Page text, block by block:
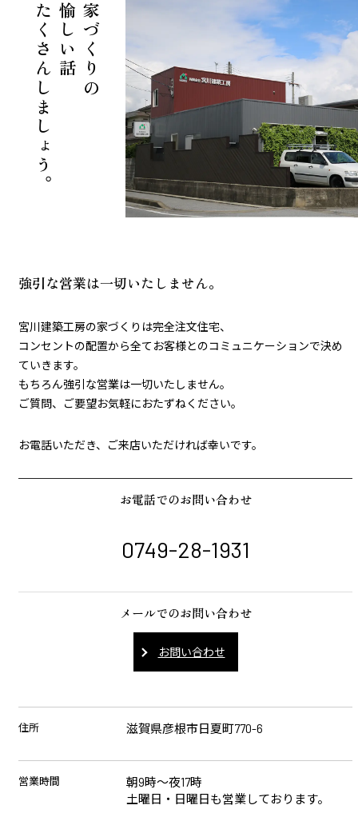
家づくりの
愉しい話
たくさんしましょう。
強引な営業は一切いたしません。
宮川建築工房の家づくりは完全注文住宅、
コンセントの配置から全てお客様とのコミュニケーションで決め
ていきます。
もちろん強引な営業は一切いたしません。
ご質問、ご要望お気軽におたずねください。
お電話いただき、ご来店いただければ幸いです。
お電話でのお問い合わせ
0749-28-1931
メールでのお問い合わせ
お問い合わせ
住所 滋賀県彦根市日夏町770-6
営業時間
朝9時～夜17時
土曜日・日曜日も営業しております。